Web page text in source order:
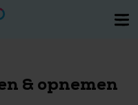
met een
& opnemen